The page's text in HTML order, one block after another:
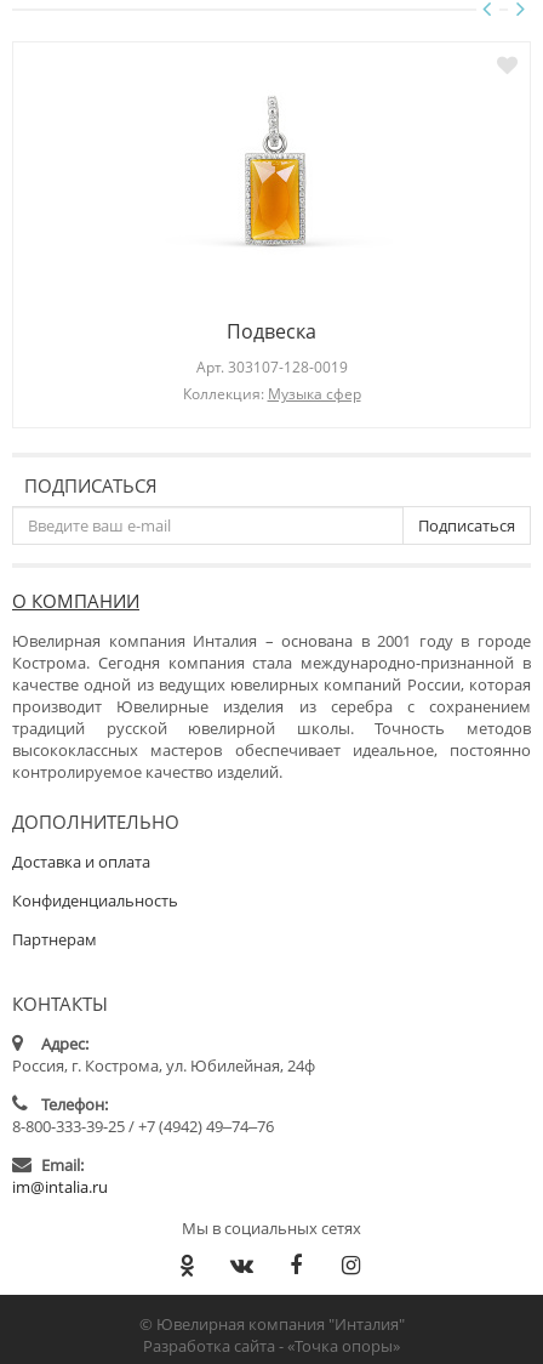
Подвеска
Арт. 303107-128-0019
Коллекция: Музыка сфер
ПОДПИСАТЬСЯ
Подписаться
О КОМПАНИИ
Ювелирная компания Инталия – основана в 2001 году в городе
Кострома. Сегодня компания стала международно-признанной в
качестве одной из ведущих ювелирных компаний России, которая
производит Ювелирные изделия из серебра с сохранением
традиций русской ювелирной школы. Точность методов
высококлассных мастеров обеспечивает идеальное, постоянно
контролируемое качество изделий.
ДОПОЛНИТЕЛЬНО
Доставка и оплата
Конфиденциальность
Партнерам
КОНТАКТЫ
Адрес:
Россия, г. Кострома, ул. Юбилейная, 24ф
Телефон:
8-800-333-39-25 / +7 (4942) 49‒74‒76
Email:
im@intalia.ru
Мы в социальных сетях
© Ювелирная компания "Инталия"
Разработка сайта -«Точка опоры»